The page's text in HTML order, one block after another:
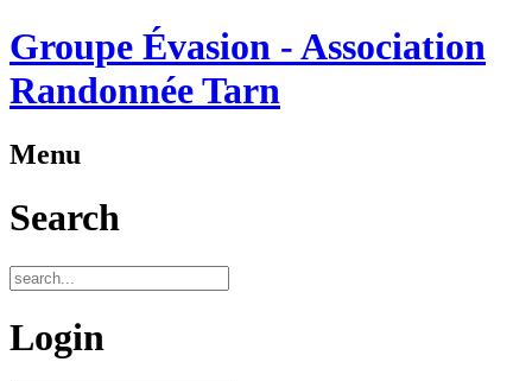
Groupe Évasion - Association
Randonnée Tarn
Menu
Search
Login